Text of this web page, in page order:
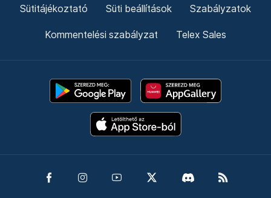
Sütitájékoztató Süti beállítások Szabályzatok
Kommentelési szabályzat Telex Sales